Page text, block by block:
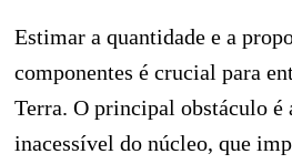
Estimar a quantidade e a
componentes é crucial para
Terra. O principal obstáculo é
inacessível do núcleo, que